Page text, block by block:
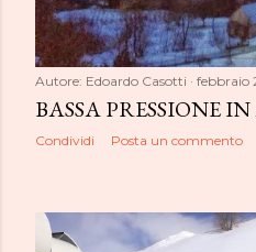
Autore: Edoardo Casotti febbraio
BASSA PRESSIONE
Condividi Posta un commento